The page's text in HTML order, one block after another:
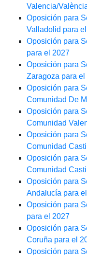
Valencia/
Oposición para
Valladolid para
Oposición para
para el 2027
Oposición para
Zaragoza para el
Oposición para
Comunidad De
Oposición para
Comunidad
Oposición para
Comunidad
Oposición para
Comunidad
Oposición para
Andalucía para
Oposición para
para el 2027
Oposición para
Coruña para el
Oposición para